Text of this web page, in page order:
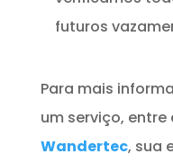
futuros
Para mais
um serviço,
Wandertec, sua